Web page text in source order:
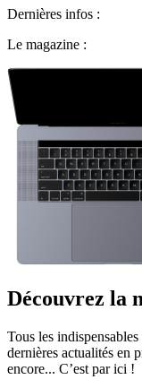
Dernières infos :
Le magazine :
Découvrez la
Tous les
dernières actualités en
encore... C’est par ici !